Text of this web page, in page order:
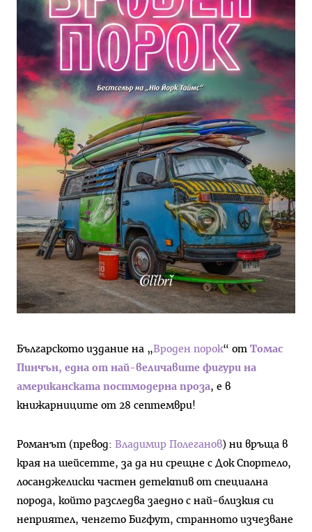
Българското издание на „Вроден порок“ от Томас
Пинчън, една от най-величавите фигури на
американската постмодерна проза, е в
книжарниците от 28 септември!
Романът (превод: Владимир Полеганов) ни връща в
края на шейсетте, за да ни срещне с Док Спортело,
лосанджелиски частен детектив от специална
порода, който разследва заедно с най-близкия си
неприятел, ченгето Бигфут, странното изчезване